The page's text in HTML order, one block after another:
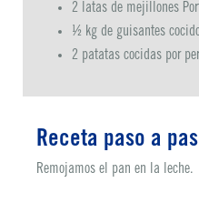
2 latas de mejillones
½ kg de guisantes
2 patatas cocidas por
Receta paso a
Remojamos el pan en la leche.